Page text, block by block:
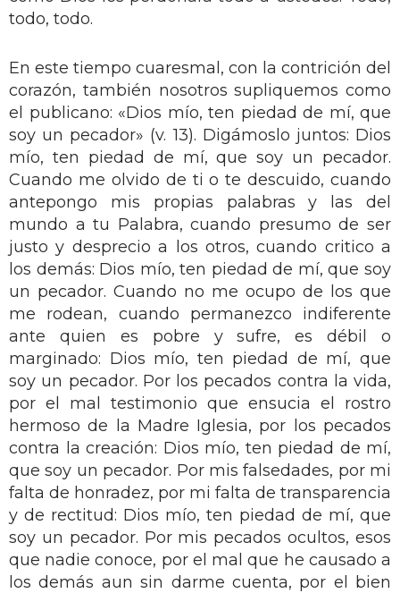
todo, todo.
En este tiempo cuaresmal, con la contrición del
corazón, también nosotros supliquemos como
el publicano: «Dios mío, ten piedad de mí, que
soy un pecador» (v. 13). Digámoslo juntos: Dios
mío, ten piedad de mí, que soy un pecador.
Cuando me olvido de ti o te descuido, cuando
antepongo mis propias palabras y las del
mundo a tu Palabra, cuando presumo de ser
justo y desprecio a los otros, cuando critico a
los demás: Dios mío, ten piedad de mí, que soy
un pecador. Cuando no me ocupo de los que
me rodean, cuando permanezco indiferente
ante quien es pobre y sufre, es débil o
marginado: Dios mío, ten piedad de mí, que
soy un pecador. Por los pecados contra la vida,
por el mal testimonio que ensucia el rostro
hermoso de la Madre Iglesia, por los pecados
contra la creación: Dios mío, ten piedad de mí,
que soy un pecador. Por mis falsedades, por mi
falta de honradez, por mi falta de transparencia
y de rectitud: Dios mío, ten piedad de mí, que
soy un pecador. Por mis pecados ocultos, esos
que nadie conoce, por el mal que he causado a
los demás aun sin darme cuenta, por el bien